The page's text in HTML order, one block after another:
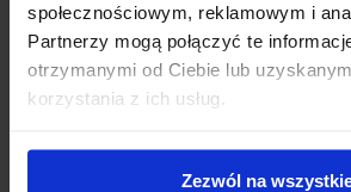
społecznościowym, reklamowym i
Partnerzy mogą połączyć te
otrzymanymi od Ciebie lub
korzystania z ich usług.
Zezwól na
Add review